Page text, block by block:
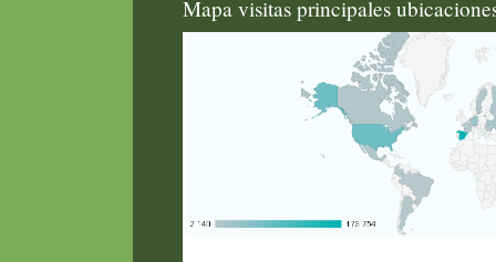
Mapa visitas principales